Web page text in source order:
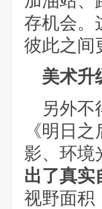
存机会。
彼此之间
美术升
另外
《明日
影、环境
出了真实
视野面积